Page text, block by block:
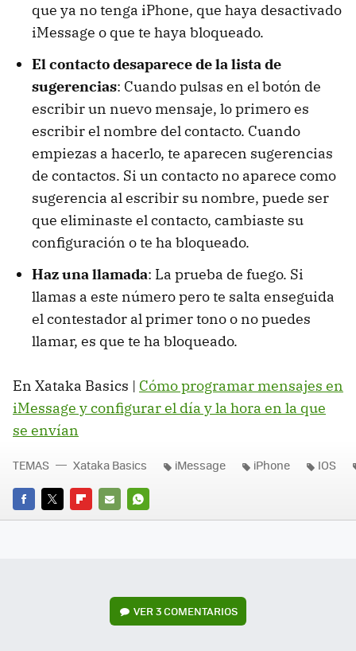
que ya no tenga iPhone, que haya desactivado
iMessage o que te haya bloqueado.
El contacto desaparece de la lista de
sugerencias: Cuando pulsas en el botón de
escribir un nuevo mensaje, lo primero es
escribir el nombre del contacto. Cuando
empiezas a hacerlo, te aparecen sugerencias
de contactos. Si un contacto no aparece como
sugerencia al escribir su nombre, puede ser
que eliminaste el contacto, cambiaste su
configuración o te ha bloqueado.
Haz una llamada: La prueba de fuego. Si
llamas a este número pero te salta enseguida
el contestador al primer tono o no puedes
llamar, es que te ha bloqueado.
En Xataka Basics | Cómo programar mensajes en
iMessage y configurar el día y la hora en la que
se envían
FACEBOOK
TWITTERFLIPBOARD
E-
WHATSAPP
TEMAS Xataka Basics iMessage iPhone IOS
VER3 COMENTARIOS